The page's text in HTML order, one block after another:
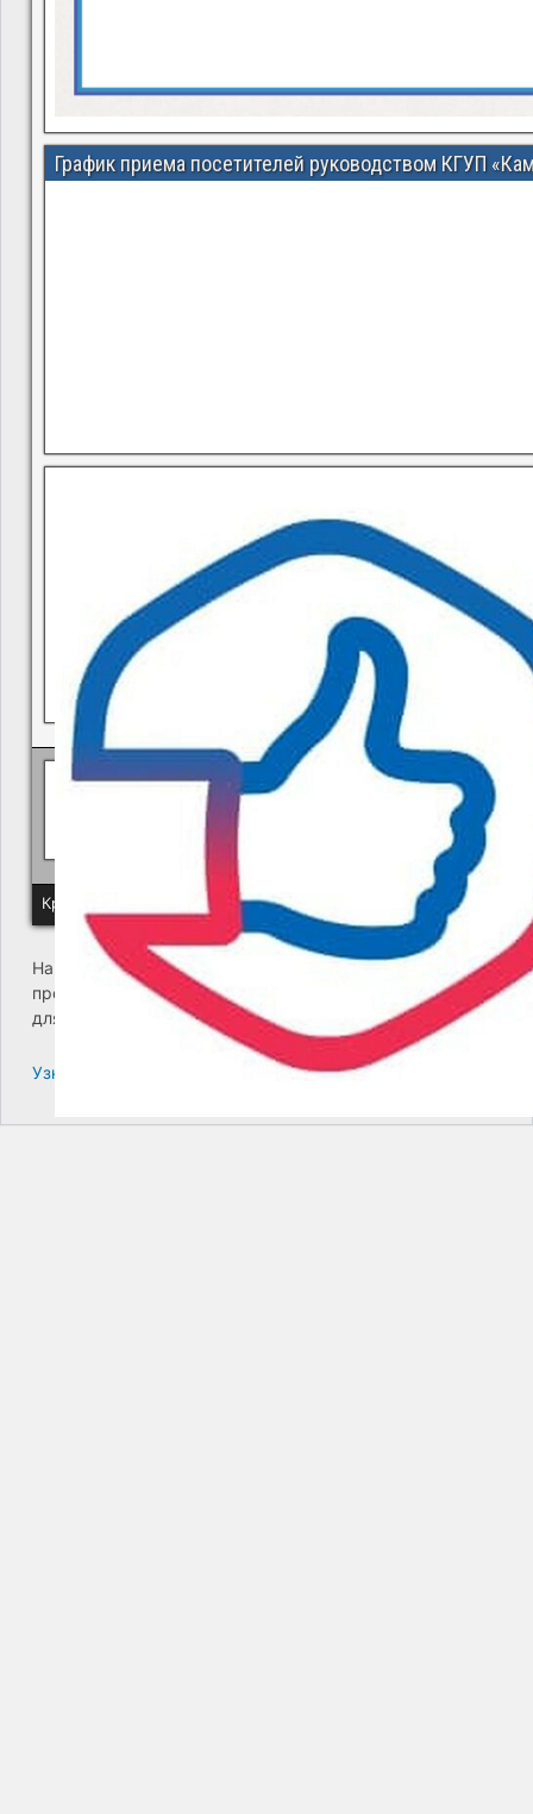
График приема посетителей руководством КГУП
В квитанциях ошибки, в подъезде мусор, сотрудники
Политика КГУП "Камчатский водоканал" в отношении
Краевое государственное унитарное предприятие
На сайте возникла критическая ошибка. Пожалуйста,
проверьте входящие сообщения почты администратора
для дальнейших инструкций.
Узнайте больше про решение проблем с WordPress.